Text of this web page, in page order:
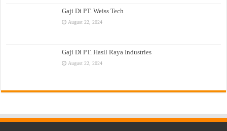
Gaji Di PT. Weiss Tech
August 22, 2024
Gaji Di PT. Hasil Raya Industries
August 22, 2024